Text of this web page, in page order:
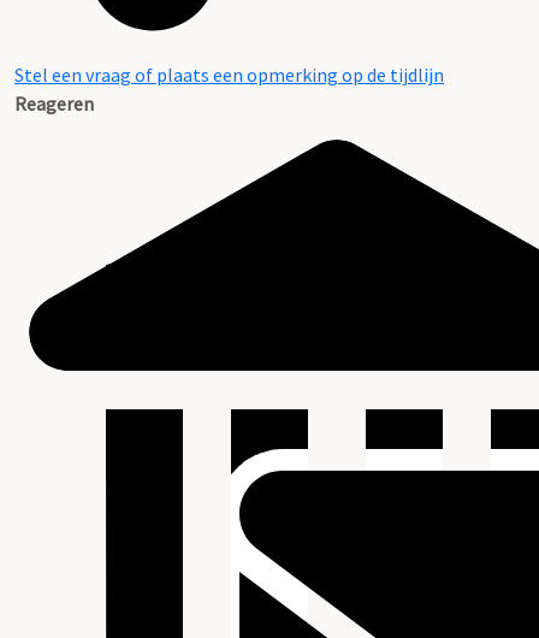
Stel een vraag of plaats een opmerking op de tijdlijn
Reageren